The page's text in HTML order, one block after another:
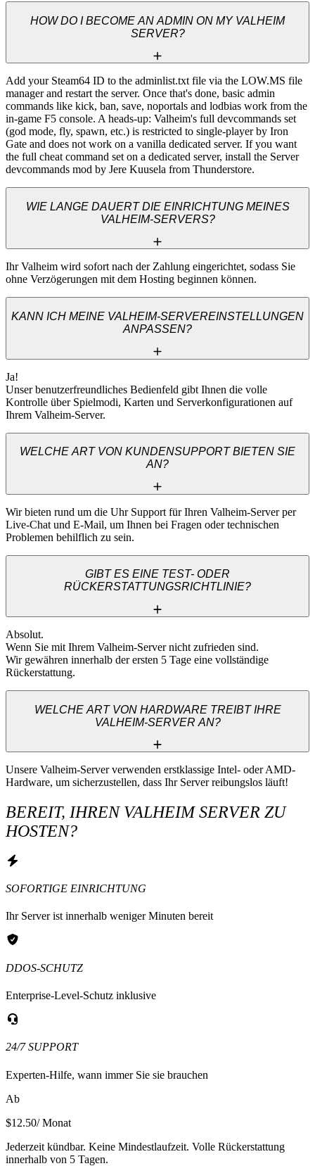
HOW DO I BECOME AN ADMIN ON MY VALHEIM
SERVER?
Add your Steam64 ID to the adminlist.txt file via the LOW.MS file
manager and restart the server. Once that's done, basic admin
commands like kick, ban, save, noportals and lodbias work from the
in-game F5 console. A heads-up: Valheim's full devcommands set
(god mode, fly, spawn, etc.) is restricted to single-player by Iron
Gate and does not work on a vanilla dedicated server. If you want
the full cheat command set on a dedicated server, install the Server
devcommands mod by Jere Kuusela from Thunderstore.
WIE LANGE DAUERT DIE EINRICHTUNG MEINES
VALHEIM-SERVERS?
Ihr Valheim wird sofort nach der Zahlung eingerichtet, sodass Sie
ohne Verzögerungen mit dem Hosting beginnen können.
KANN ICH MEINE VALHEIM-SERVEREINSTELLUNGEN
ANPASSEN?
Ja!
Unser benutzerfreundliches Bedienfeld gibt Ihnen die volle
Kontrolle über Spielmodi, Karten und Serverkonfigurationen auf
Ihrem Valheim-Server.
WELCHE ART VON KUNDENSUPPORT BIETEN SIE
AN?
Wir bieten rund um die Uhr Support für Ihren Valheim-Server per
Live-Chat und E-Mail, um Ihnen bei Fragen oder technischen
Problemen behilflich zu sein.
GIBT ES EINE TEST- ODER
RÜCKERSTATTUNGSRICHTLINIE?
Absolut.
Wenn Sie mit Ihrem Valheim-Server nicht zufrieden sind.
Wir gewähren innerhalb der ersten 5 Tage eine vollständige
Rückerstattung.
WELCHE ART VON HARDWARE TREIBT IHRE
VALHEIM-SERVER AN?
Unsere Valheim-Server verwenden erstklassige Intel- oder AMD-
Hardware, um sicherzustellen, dass Ihr Server reibungslos läuft!
BEREIT, IHREN VALHEIM SERVER ZU
HOSTEN?
SOFORTIGE EINRICHTUNG
Ihr Server ist innerhalb weniger Minuten bereit
DDOS-SCHUTZ
Enterprise-Level-Schutz inklusive
24/7 SUPPORT
Experten-Hilfe, wann immer Sie sie brauchen
Ab
$12.50/ Monat
Jederzeit kündbar. Keine Mindestlaufzeit. Volle Rückerstattung
innerhalb von 5 Tagen.